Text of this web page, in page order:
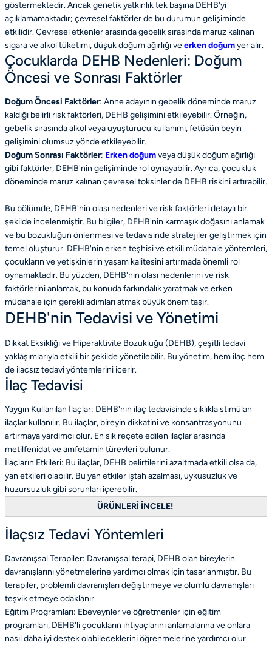
göstermektedir. Ancak genetik yatkınlık tek başına DEHB'yi
açıklamamaktadır; çevresel faktörler de bu durumun gelişiminde
etkilidir. Çevresel etkenler arasında gebelik sırasında maruz kalınan
sigara ve alkol tüketimi, düşük doğum ağırlığı veerken doğumyer alır.
Çocuklarda DEHB Nedenleri: Doğum
Öncesi ve Sonrası Faktörler
Doğum Öncesi Faktörler: Anne adayının gebelik döneminde maruz
kaldığı belirli risk faktörleri, DEHB gelişimini etkileyebilir. Örneğin,
gebelik sırasında alkol veya uyuşturucu kullanımı, fetüsün beyin
gelişimini olumsuz yönde etkileyebilir.
Doğum Sonrası Faktörler: Erken doğumveya düşük doğum ağırlığı
gibi faktörler, DEHB'nin gelişiminde rol oynayabilir. Ayrıca, çocukluk
döneminde maruz kalınan çevresel toksinler de DEHB riskini artırabilir.
Bu bölümde, DEHB'nin olası nedenleri ve risk faktörleri detaylı bir
şekilde incelenmiştir. Bu bilgiler, DEHB'nin karmaşık doğasını anlamak
ve bu bozukluğun önlenmesi ve tedavisinde stratejiler geliştirmek için
temel oluşturur. DEHB'nin erken teşhisi ve etkili müdahale yöntemleri,
çocukların ve yetişkinlerin yaşam kalitesini artırmada önemli rol
oynamaktadır. Bu yüzden, DEHB'nin olası nedenlerini ve risk
faktörlerini anlamak, bu konuda farkındalık yaratmak ve erken
müdahale için gerekli adımları atmak büyük önem taşır.
DEHB'nin Tedavisi ve Yönetimi
Dikkat Eksikliği ve Hiperaktivite Bozukluğu (DEHB), çeşitli tedavi
yaklaşımlarıyla etkili bir şekilde yönetilebilir. Bu yönetim, hem ilaç hem
de ilaçsız tedavi yöntemlerini içerir.
İlaç Tedavisi
Yaygın Kullanılan İlaçlar: DEHB'nin ilaç tedavisinde sıklıkla stimülan
ilaçlar kullanılır. Bu ilaçlar, bireyin dikkatini ve konsantrasyonunu
artırmaya yardımcı olur. En sık reçete edilen ilaçlar arasında
metilfenidat ve amfetamin türevleri bulunur.
İlaçların Etkileri: Bu ilaçlar, DEHB belirtilerini azaltmada etkili olsa da,
yan etkileri olabilir. Bu yan etkiler iştah azalması, uykusuzluk ve
huzursuzluk gibi sorunları içerebilir.
ÜRÜNLERİ İNCELE!
İlaçsız Tedavi Yöntemleri
Davranışsal Terapiler: Davranışsal terapi, DEHB olan bireylerin
davranışlarını yönetmelerine yardımcı olmak için tasarlanmıştır. Bu
terapiler, problemli davranışları değiştirmeye ve olumlu davranışları
teşvik etmeye odaklanır.
Eğitim Programları: Ebeveynler ve öğretmenler için eğitim
programları, DEHB'li çocukların ihtiyaçlarını anlamalarına ve onlara
nasıl daha iyi destek olabileceklerini öğrenmelerine yardımcı olur.